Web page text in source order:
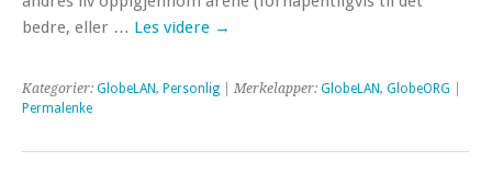
bedre, eller … Les videre →
Kategorier: GlobeLAN, Personlig | Merkelapper: GlobeLAN, GlobeORG
Permalenke